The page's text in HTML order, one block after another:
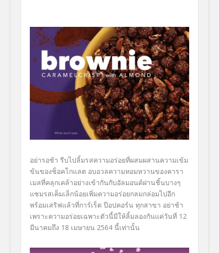
อย่ารอช้า รีบไปลิ้มรสความอร่อยที่ผสมผสานความเข้ม
ข้นของช็อคโกแลต อบอวลความหอมหวานของคารา
เมลที่คลุกเคล้าอย่างเข้ากันกับอัลมอนด์ฝานชิ้นบางๆ
แซมรสเค็มเล็กน้อยเพิ่มความอร่อยกลมกล่อมไปอีก
พร้อมเสริฟแล้วที่การ์เร็ต ป๊อปคอร์น ทุกสาขา อย่าช้า
เพราะความอร่อยเฉพาะตัวนี้มีให้ลิ้มลองกันแค่วันที่ 12
มีนาคมถึง 18 เมษายน 2564 นี้เท่านั้น